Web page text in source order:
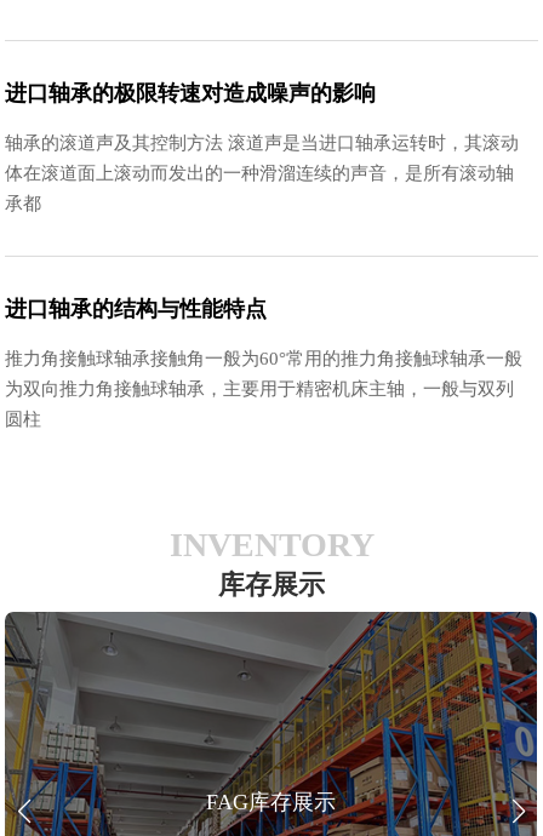
进口轴承的极限转速对造成噪声的影响
轴承的滚道声及其控制方法 滚道声是当进口轴承运转时，其滚动
体在滚道面上滚动而发出的一种滑溜连续的声音，是所有滚动轴
承都
进口轴承的结构与性能特点
推力角接触球轴承接触角一般为60°常用的推力角接触球轴承一般
为双向推力角接触球轴承，主要用于精密机床主轴，一般与双列
圆柱
INVENTORY
库存展示
FAG库存展示